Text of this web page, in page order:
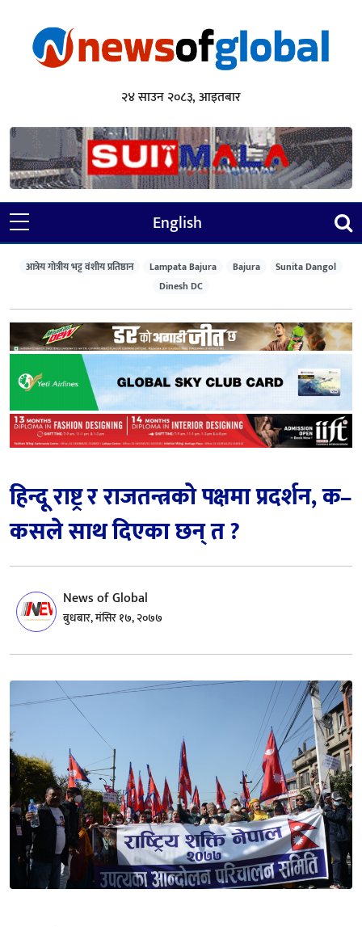
२४ साउन २०८३, आइतबार
English
आत्रेय गोत्रीय भट्ट वंशीय प्रतिष्ठान Lampata Bajura Bajura
Sunita Dangol
Dinesh DC
हिन्दू राष्ट्र र राजतन्त्रको पक्षमा प्रदर्शन, क–
कसले साथ दिएका छन् त ?
News of Global
बुधबार, मंसिर १७, २०७७